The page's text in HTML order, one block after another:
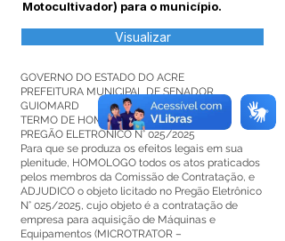
Motocultivador) para o município.
Visualizar
GOVERNO DO ESTADO DO ACRE
PREFEITURA MUNICIPAL DE SENADOR
GUIOMARD
TERMO DE HOMOLOGAÇÃO
PREGÃO ELETRÔNICO N° 025/2025
Para que se produza os efeitos legais em sua
plenitude, HOMOLOGO todos os atos praticados
pelos membros da Comissão de Contratação, e
ADJUDICO o objeto licitado no Pregão Eletrônico
N° 025/2025, cujo objeto é a contratação de
empresa para aquisição de Máquinas e
Equipamentos (MICROTRATOR –